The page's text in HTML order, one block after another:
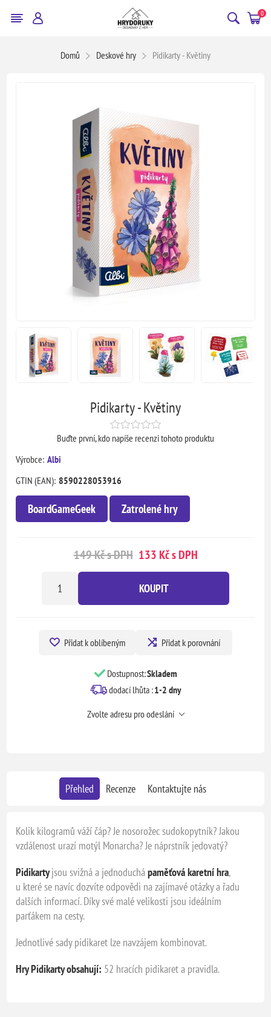
0
Domů Deskové hry Pidikarty - Květiny
Pidikarty - Květiny
Buďte první, kdo napíše recenzi tohoto produktu
Výrobce: Albi
GTIN (EAN): 8590228053916
BoardGameGeek Zatrolené hry
149 Kč s DPH 133 Kč s DPH
KOUPIT
Přidat k oblíbeným Přidat k porovnání
Dostupnost:Skladem
dodací lhůta :1-2 dny
Zvolte adresu pro odeslání
Přehled Recenze Kontaktujte nás
Kolik kilogramů váží čáp? Je nosorožec sudokopytník? Jakou
vzdálenost urazí motýl Monarcha? Je náprstník jedovatý?
Pidikartyjsou svižná a jednoduchápaměťová karetní hra,
u které se navíc dozvíte odpovědi na zajímavé otázky a řadu
dalších informací. Díky své malé velikosti jsou ideálním
parťákem na cesty.
Jednotlivé sady pidikaret lze navzájem kombinovat.
Hry Pidikarty obsahují: 52 hracích pidikaret a pravidla.